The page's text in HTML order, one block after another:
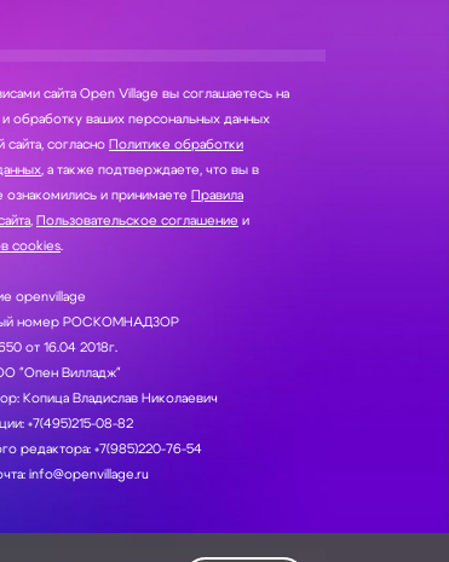
сайта Open Village вы соглашаетесь на
сайта, согласно Политике обработки
, а также подтверждаете, что вы в
и принимаете Правила
, Пользовательское соглашение и
cookies.
openvillage
номер РОСКОМНАДЗОР
от 16.04 2018г.
"Опен Вилладж"
Копица Владислав Николаевич
+7(495)215-08-82
редактора: +7(985)220-76-54
info@openvillage.ru